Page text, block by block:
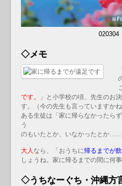
020304
◇メモ
です。
」と小学校の頃、先生のお
す。（今の先生も言っていますかね
ある生徒は「家に帰らなかったら
う
のもいたとか、いなかったとか……
大人 なら、「おうちに帰るまでが飲
しょうね。家に帰るまでの間に何
◇うちなーぐち・沖縄方